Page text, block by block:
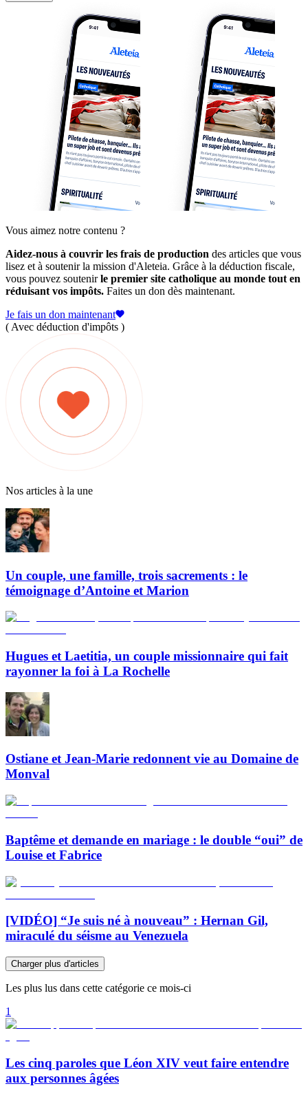
Vous aimez notre contenu ?
Aidez-nous à couvrir les frais de production des articles que vous
lisez et à soutenir la mission d'Aleteia. Grâce à la déduction fiscale,
vous pouvez soutenirle premier site catholique au monde tout en
réduisant vos impôts. Faites un don dès maintenant.
Je fais un don maintenant
( Avec déduction d'impôts )
Nos articles à la une
Un couple, une famille, trois sacrements : le
témoignage d’Antoine et Marion
Hugues et Laetitia, un couple missionnaire qui fait
rayonner la foi à La Rochelle
Ostiane et Jean-Marie redonnent vie au Domaine de
Monval
Baptême et demande en mariage : le double “oui” de
Louise et Fabrice
[VIDÉO] “Je suis né à nouveau” : Hernan Gil,
miraculé du séisme au Venezuela
Charger plus d'articles
Les plus lus dans cette catégorie ce mois-ci
1
Les cinq paroles que Léon XIV veut faire entendre
aux personnes âgées